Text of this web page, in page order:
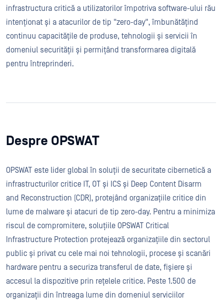
infrastructura critică a utilizatorilor împotriva software-ului rău
intenționat și a atacurilor de tip "zero-day", îmbunătățind
continuu capacitățile de produse, tehnologii și servicii în
domeniul securității și permițând transformarea digitală
pentru întreprinderi.
Despre OPSWAT
OPSWAT este lider global în soluții de securitate cibernetică a
infrastructurilor critice IT, OT și ICS și Deep Content Disarm
and Reconstruction (CDR), protejând organizațiile critice din
lume de malware și atacuri de tip zero-day. Pentru a minimiza
riscul de compromitere, soluțiile OPSWAT Critical
Infrastructure Protection protejează organizațiile din sectorul
public și privat cu cele mai noi tehnologii, procese și scanări
hardware pentru a securiza transferul de date, fișiere și
accesul la dispozitive prin rețelele critice. Peste 1.500 de
organizații din întreaga lume din domeniul serviciilor